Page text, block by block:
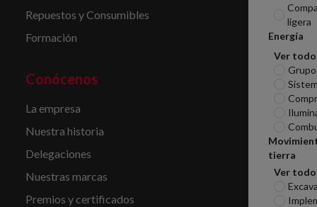
ligera
Energía
Ver todo
tierra
Ver todo
Repuestos y Consumibles
Formación
Conócenos
La empresa
Nuestra historia
Delegaciones
Nuestras marcas
Premios y certificados